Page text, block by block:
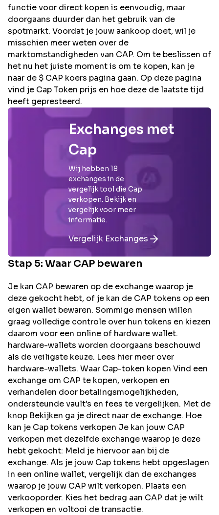
functie voor direct kopen is eenvoudig, maar
doorgaans duurder dan het gebruik van de
spotmarkt. Voordat je jouw aankoop doet, wil je
misschien meer weten over de
marktomstandigheden van CAP. Om te beslissen of
het nu het juiste moment is om te kopen, kan je
naar de $ CAP koers pagina gaan. Op deze pagina
vind je Cap Token prijs en hoe deze de laatste tijd
heeft gepresteerd.
Exchanges met
Cap
Wij hebben 18
exchanges in de
vergelijk tool die Cap
verkopen. Bekijk en
vergelijk voor meer
informatie.
Vergelijk Exchanges
Stap 5: Waar CAP bewaren
Je kan CAP bewaren op de exchange waarop je
deze gekocht hebt, of je kan de CAP tokens op een
eigen wallet bewaren. Sommige mensen willen
graag volledige controle over hun tokens en kiezen
daarom voor een online of hardware wallet.
hardware-wallets worden doorgaans beschouwd
als de veiligste keuze. Lees hier meer over
hardware-wallets. Waar Cap-token kopen Vind een
exchange om CAP te kopen, verkopen en
verhandelen door betalingsmogelijkheden,
ondersteunde vault's en fees te vergelijken. Met de
knop Bekijken ga je direct naar de exchange. Hoe
kan je Cap tokens verkopen Je kan jouw CAP
verkopen met dezelfde exchange waarop je deze
hebt gekocht: Meld je hiervoor aan bij de
exchange. Als je jouw Cap tokens hebt opgeslagen
in een online wallet, vergelijk dan de exchanges
waarop je jouw CAP wilt verkopen. Plaats een
verkooporder. Kies het bedrag aan CAP dat je wilt
verkopen en voltooi de transactie.